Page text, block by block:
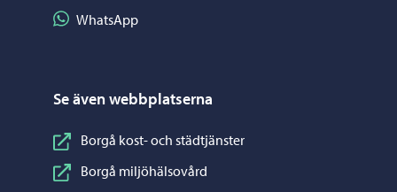
Dela på WhatsApp
WhatsApp
Se även webbplatserna
Borgå kost- och städtjänster
Borgå miljöhälsovård